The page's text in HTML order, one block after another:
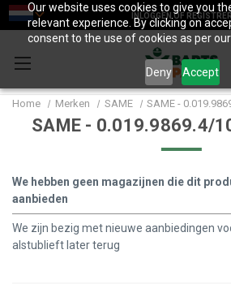
Our website uses cookies to give you
relevant experience. By clicking on
consent to the use of cookies as per
Deny Accept
INLOGGEN OF
Home Merken SAME SAME -
SAME - 0.019.9869.4/
We hebben geen magazijnen die dit
aanbieden
We zijn bezig met nieuwe aanbiedingen
alstublieft later terug